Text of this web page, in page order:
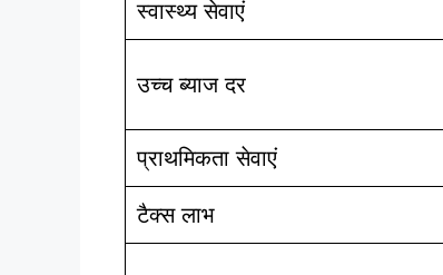
स्वास्थ्य सेवाएं
उच्च ब्याज दर
प्राथमिकता सेवाएं
टैक्स लाभ